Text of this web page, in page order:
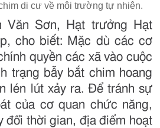
di cư về môi trường tự nhiên.
Văn Sơn, Hạt trưởng Hạt
cho biết: Mặc dù các cơ
quyền các xã vào cuộc
trạng bẫy bắt chim hoang
lén lút xảy ra. Để tránh sự
của cơ quan chức năng,
đổi thời gian, địa điểm hoạt